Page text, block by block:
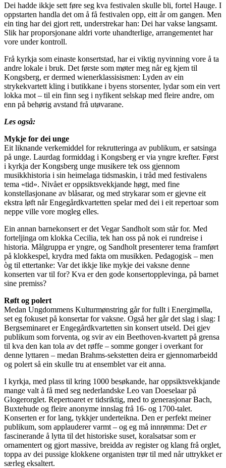
Dei hadde ikkje sett føre seg kva festivalen skulle bli, fortel Hauge. I
oppstarten handla det om å få festivalen opp, eitt år om gangen. Men
ein ting har dei gjort rett, understrekar han: Dei har vakse langsamt.
Slik har proporsjonane aldri vorte uhandterlige, arrangementet har
vore under kontroll.
Frå kyrkja som einaste konsertstad, har ei viktig nyvinning vore å ta
andre lokale i bruk. Det første som møter meg når eg kjem til
Kongsberg, er dermed wienerklassisismen: Lyden av ein
strykekvartett kling i butikkane i byens storsenter, lydar som ein vert
lokka mot – til ein finn seg i nyfikent selskap med fleire andre, om
enn på behørig avstand frå utøvarane.
Les også:
Mykje for dei unge
Eit liknande verkemiddel for rekrutteringa av publikum, er satsinga
på unge. Laurdag formiddag i Kongsberg er via yngre krefter. Først
i kyrkja der Kongsberg unge musikere tek oss gjennom
musikkhistoria i sin heimelaga tidsmaskin, i tråd med festivalens
tema «tid». Nivået er oppsiktsvekkjande høgt, med fine
konstellasjonane av blåsarar, og med strykarar som er gjevne eit
ekstra løft når Engegårdkvartetten spelar med dei i eit repertoar som
neppe ville vore mogleg elles.
Ein annan barnekonsert er det Vegar Sandholt som står for. Med
forteljinga om klokka Cecilia, tek han oss på nok ei rundreise i
historia. Målgruppa er yngre, og Sandholt presenterer tema framført
på klokkespel, krydra med fakta om musikken. Pedagogisk – men
òg til ettertanke: Var det ikkje like mykje dei vaksne denne
konserten var til for? Kva er den gode konsertopplevinga, på barnet
sine premiss?
Røft og polert
Medan Ungdommens Kulturmønstring går for fullt i Energimølla,
set eg fokuset på konsertar for vaksne. Også her går det slag i slag: I
Bergseminaret er Engegårdkvartetten sin konsert utseld. Dei gjev
publikum som forventa, og svir av ein Beethoven-kvartett på grensa
til kva den kan tola av det røffe – somme gonger i overkant for
denne lyttaren – medan Brahms-sekstetten deira er gjennomarbeidd
og polert så ein skulle tru at ensemblet var eit anna.
I kyrkja, med plass til kring 1000 besøkande, har oppsiktsvekkjande
mange valt å få med seg nederlandske Leo van Doeselaar på
Glogerorglet. Repertoaret er tidsriktig, med to generasjonar Bach,
Buxtehude og fleire anonyme innslag frå 16- og 1700-talet.
Konserten er for lang, tykkjer underteikna. Den er perfekt meiner
publikum, som applauderer varmt – og eg må innrømma: Det er
fascinerande å lytta til det historiske suset, koralsatsar som er
ornamentert og gjort massive, breidda av register og klang frå orglet,
toppa av dei pussige klokkene organisten trør til med når uttrykket er
særleg eksaltert.